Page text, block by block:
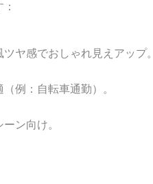
ヤ感でおしゃれ見えアップ。
例：自転車通勤）。
ン向け。